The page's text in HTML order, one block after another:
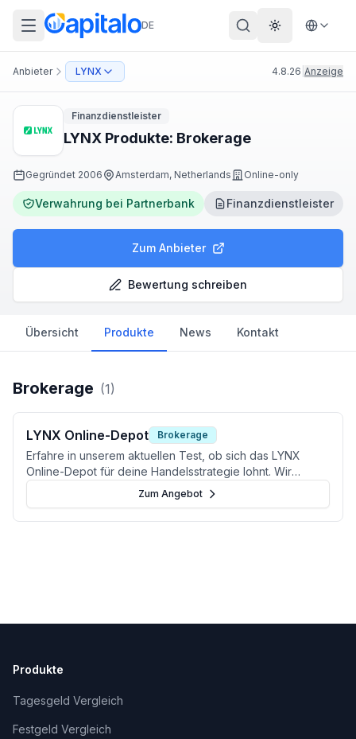
DE Theme
Anbieter LYNX 4.8.26 Anzeige
Finanzdienstleister
LYNX Produkte: Brokerage
Gegründet 2006 Amsterdam, Netherlands Online-only
Verwahrung bei Partnerbank Finanzdienstleister
Zum Anbieter
Bewertung schreiben
Übersicht Produkte News Kontakt
Brokerage (1)
LYNX Online-Depot Brokerage
Erfahre in unserem aktuellen Test, ob sich das LYNX
Online-Depot für deine Handelsstrategie lohnt. Wir
analysieren Gebühren, Marktzugänge und Alternativen.
Zum Angebot
Produkte
Tagesgeld Vergleich
Festgeld Vergleich